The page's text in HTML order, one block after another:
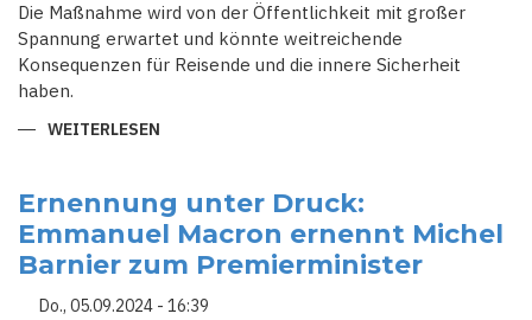
Die Maßnahme wird von der Öffentlichkeit mit großer
Spannung erwartet und könnte weitreichende
Konsequenzen für Reisende und die innere Sicherheit
haben.
WEITERLESEN
AKTIVIERT
GEHEIME
SICHERHEITSSTRATEGIE
GEGEN
MIGRATION
Ernennung unter Druck:
Emmanuel Macron ernennt Michel
Barnier zum Premierminister
Do., 05.09.2024 - 16:39